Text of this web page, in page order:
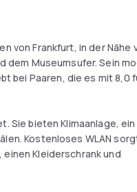
von Frankfurt, in der Nähe
dem Museumsufer. Sein
bei Paaren, die es mit 8,0
Sie bieten Klimaanlage,
Kostenloses WLAN
Kleiderschrank und